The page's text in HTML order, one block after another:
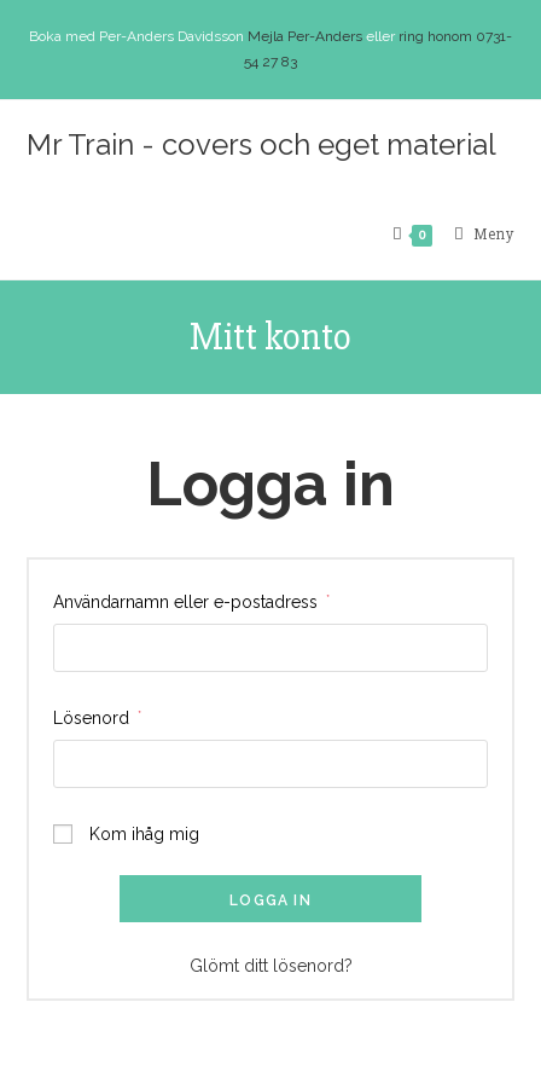
Boka med Per-Anders Davidsson Mejla Per-Anders eller ring honom 0731-
54 27 83
Mr Train - covers och eget material
0 Meny
Mitt konto
Logga in
Användarnamn eller e-postadress *Obligatoriskt
Lösenord *Obligatoriskt
Kom ihåg mig
LOGGA IN
Glömt ditt lösenord?